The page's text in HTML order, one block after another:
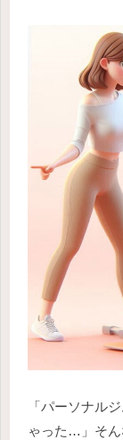
「パーソナル
ゃった…」そん